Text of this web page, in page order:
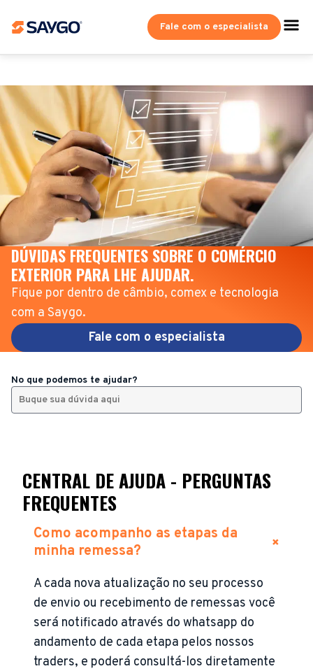
Fale com o especialista
DÚVIDAS FREQUENTES SOBRE O COMÉRCIO
EXTERIOR PARA LHE AJUDAR.
Fique por dentro de câmbio, comex e tecnologia
com a Saygo.
Fale com o especialista
No que podemos te ajudar?
CENTRAL DE AJUDA - PERGUNTAS
FREQUENTES
Como acompanho as etapas da
minha remessa?
+
A cada nova atualização no seu processo
de envio ou recebimento de remessas você
será notificado através do whatsapp do
andamento de cada etapa pelos nossos
traders, e poderá consultá-los diretamente